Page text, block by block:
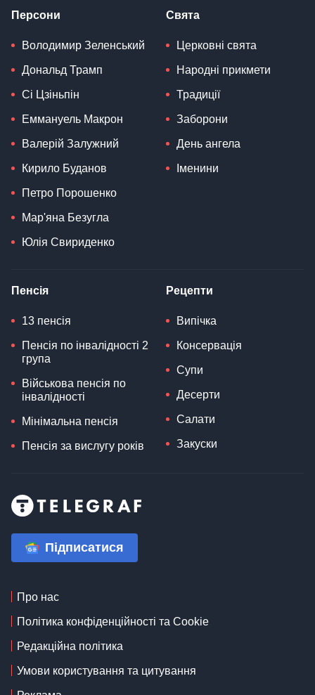
Персони
Володимир Зеленський
Дональд Трамп
Сі Цзіньпін
Еммануель Макрон
Валерій Залужний
Кирило Буданов
Петро Порошенко
Мар'яна Безугла
Юлія Свириденко
Свята
Церковні свята
Народні прикмети
Традиції
Заборони
День ангела
Іменини
Пенсія
13 пенсія
Пенсія по інвалідності 2
група
Військова пенсія по
інвалідності
Мінімальна пенсія
Пенсія за вислугу років
Рецепти
Випічка
Консервація
Супи
Десерти
Салати
Закуски
Підписатися
Про нас
Політика конфіденційності та Cookie
Редакційна політика
Умови користування та цитування